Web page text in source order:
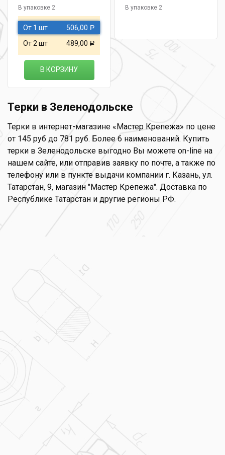
В упаковке 2
От 1 шт 506,00 Р
От 2 шт 489,00 Р
В КОРЗИНУ
В упаковке 2
Терки в Зеленодольске
Терки в интернет-магазине «Мастер Крепежа» по цене
от 145 руб до 781 руб. Более 6 наименований. Купить
терки в Зеленодольске выгодно Вы можете on-line на
нашем сайте, или отправив заявку по почте, а также по
телефону или в пункте выдачи компании г. Казань, ул.
Татарстан, 9, магазин "Мастер Крепежа". Доставка по
Республике Татарстан и другие регионы РФ.